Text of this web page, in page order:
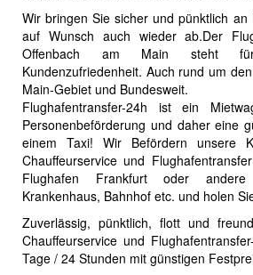
Wir bringen Sie sicher und pünktlich
auf Wunsch auch wieder ab.Der
Offenbach am Main steht
Kundenzufriedenheit. Auch rund um
Main-Gebiet und Bundesweit.
Flughafentransfer-24h ist ein
Personenbeförderung und daher eine
einem Taxi! Wir Befördern unsere
Chauffeurservice und
Flughafen Frankfurt oder
Krankenhaus, Bahnhof etc. und holen
Zuverlässig, pünktlich, flott und
Chauffeurservice und
Tage / 24 Stunden mit günstigen